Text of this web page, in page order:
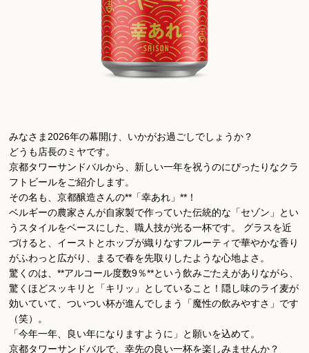
みなさま2026年の幕開け、いかがお過ごしでしょうか？
どうも店長のミヤです。
京都タワーサンドバルから、新しい一年を祝うのにぴったりなクラ
フトビールをご紹介します。
その名も、京都醸造さんの**「幸あれ」**！
ベルギーの農家さんが自家製で作っていた伝統的な「セゾン」とい
うスタイルをベースにした、職人技が光る一杯です。 グラスを近
づけると、イーストとホップが織りなすフルーティで華やかな香り
がふわっと広がり、まるで春を先取りしたような心地よさ。
驚くのは、**アルコール度数9％**という飲みごたえがありながら、
驚くほどスッキリと「キリッ」としていること！隠し味のライ麦が
効いていて、ついつい杯が進んでしまう「魔性の飲みやすさ」です
（笑）。
「今年一年、良い年になりますように」と願いを込めて。
京都タワーサンドバルで、幸先の良い一杯を楽しみませんか？